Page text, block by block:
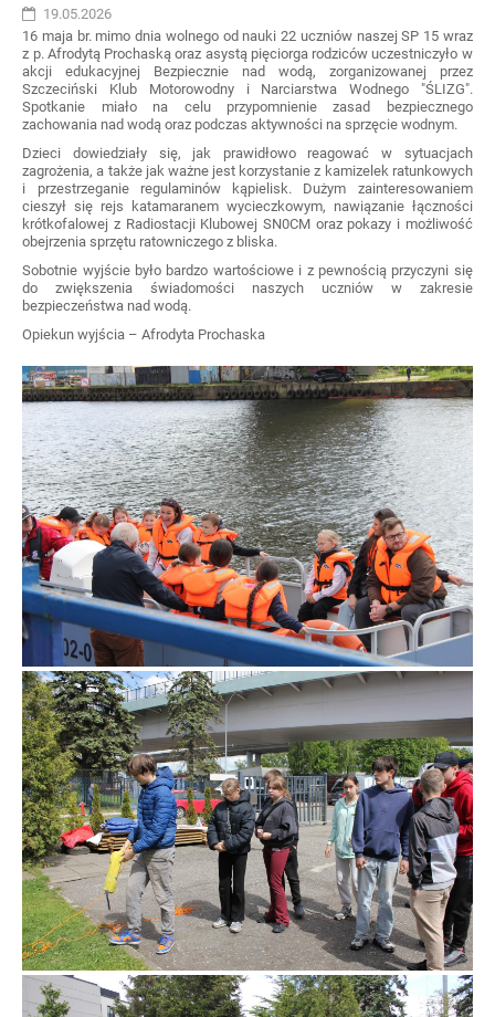
19.05.2026
16 maja br. mimo dnia wolnego od nauki 22 uczniów naszej SP 15 wraz
z p. Afrodytą Prochaską oraz asystą pięciorga rodziców uczestniczyło w
akcji edukacyjnej Bezpiecznie nad wodą, zorganizowanej przez
Szczeciński Klub Motorowodny i Narciarstwa Wodnego "ŚLIZG".
Spotkanie miało na celu przypomnienie zasad bezpiecznego
zachowania nad wodą oraz podczas aktywności na sprzęcie wodnym.
Dzieci dowiedziały się, jak prawidłowo reagować w sytuacjach
zagrożenia, a także jak ważne jest korzystanie z kamizelek ratunkowych
i przestrzeganie regulaminów kąpielisk. Dużym zainteresowaniem
cieszył się rejs katamaranem wycieczkowym, nawiązanie łączności
krótkofalowej z Radiostacji Klubowej SN0CM oraz pokazy i możliwość
obejrzenia sprzętu ratowniczego z bliska.
Sobotnie wyjście było bardzo wartościowe i z pewnością przyczyni się
do zwiększenia świadomości naszych uczniów w zakresie
bezpieczeństwa nad wodą.
Opiekun wyjścia – Afrodyta Prochaska